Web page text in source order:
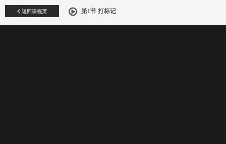
返回课程页 第1节 打标记